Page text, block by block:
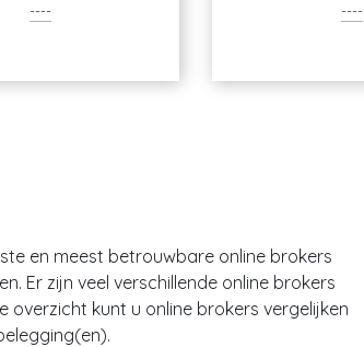
---- ----
en meest betrouwbare online brokers
Er zijn veel verschillende online brokers
kunt u online brokers vergelijken